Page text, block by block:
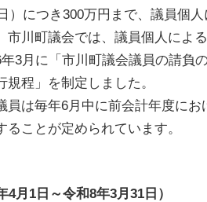
）につき300万円まで、議員個
川町議会では、議員個人によ
3月に「市川町議会議員の請負
程」を制定しました。
は毎年6月中に前会計年度に
ことが定められています。
月1日～令和8年3月31日）